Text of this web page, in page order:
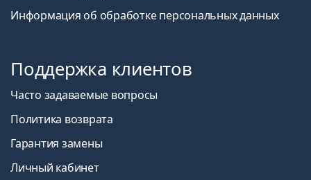
Информация об обработке персональных данных
Поддержка клиентов
Часто задаваемые вопросы
Политика возврата
Гарантия замены
Личный кабинет